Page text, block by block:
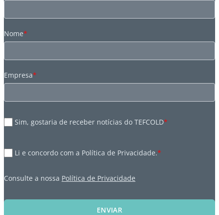
Nome*
Empresa*
Sim, gostaria de receber notícias do TEFCOLD*
Li e concordo com a Política de Privacidade.*
Consulte a nossa Política de Privacidade
ENVIAR